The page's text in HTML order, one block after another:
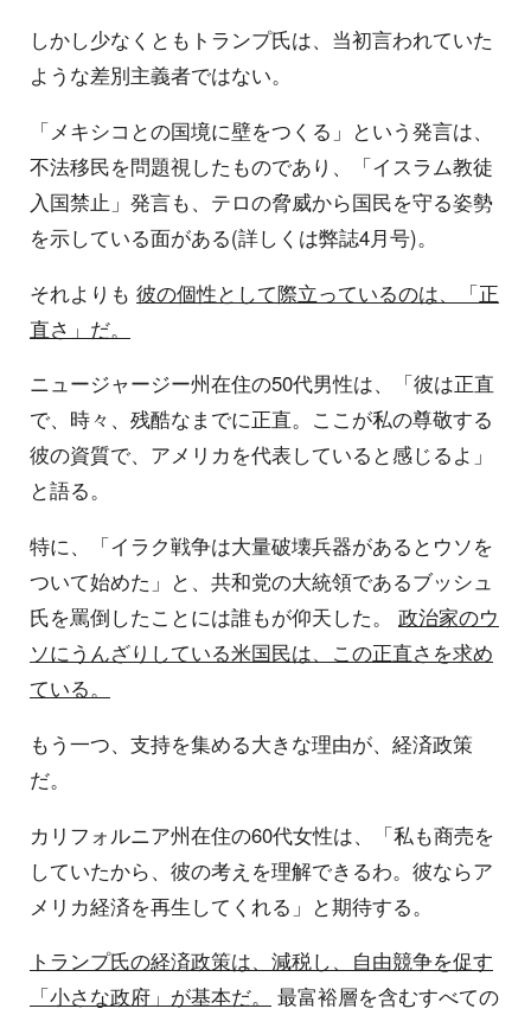
しかし少なくともトランプ氏は、当初言われていた
ような差別主義者ではない。
「メキシコとの国境に壁をつくる」という発言は、
不法移民を問題視したものであり、「イスラム教徒
入国禁止」発言も、テロの脅威から国民を守る姿勢
を示している面がある(詳しくは弊誌4月号)。
それよりも 彼の個性として際立っているのは、「正
直さ」だ。
ニュージャージー州在住の50代男性は、「彼は正直
で、時々、残酷なまでに正直。ここが私の尊敬する
彼の資質で、アメリカを代表していると感じるよ」
と語る。
特に、「イラク戦争は大量破壊兵器があるとウソを
ついて始めた」と、共和党の大統領であるブッシュ
氏を罵倒したことには誰もが仰天した。 政治家のウ
ソにうんざりしている米国民は、この正直さを求め
ている。
もう一つ、支持を集める大きな理由が、経済政策
だ。
カリフォルニア州在住の60代女性は、「私も商売を
していたから、彼の考えを理解できるわ。彼ならア
メリカ経済を再生してくれる」と期待する。
トランプ氏の経済政策は、減税し、自由競争を促す
「小さな政府」が基本だ。
最富裕層を含むすべての